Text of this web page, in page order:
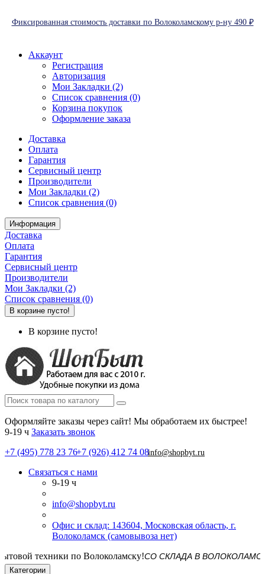
Фиксированная стоимость доставки по Волоколамскому р-ну 490 ₽
Аккаунт
Регистрация
Авторизация
Мои Закладки (2)
Список сравнения (0)
Корзина покупок
Оформление заказа
Доставка
Оплата
Гарантия
Сервисный центр
Производители
Мои Закладки (2)
Список сравнения (0)
Информация
Доставка
Оплата
Гарантия
Сервисный центр
Производители
Мои Закладки (2)
Список сравнения (0)
В корзине пусто!
В корзине пусто!
Оформляйте заказы через сайт! Мы обработаем их быстрее!
9-19 ч Заказать звонок
+7 (495) 778 23 76+7 (926) 412 74 08info@shopbyt.ru
Связаться с нами
9-19 ч
info@shopbyt.ru
Офис и склад: 143604, Московская область, г.
Волоколамск (самовывоза нет)
СО СКЛАДА В ВОЛОКОЛАМСКЕ!
Категории